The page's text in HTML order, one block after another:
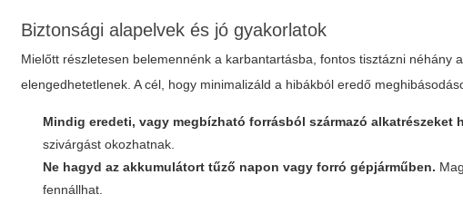
Biztonsági alapelvek és jó gyakorlatok
Mielőtt részletesen belemennénk a karbantartásba, fontos tisztázni néhány
elengedhetetlenek. A cél, hogy minimalizáld a hibákból eredő
Mindig eredeti, vagy megbízható forrásból származó alkatrészeket
szivárgást okozhatnak.
Ne hagyd az akkumulátort tűző napon vagy forró gépjárműben.
fennállhat.